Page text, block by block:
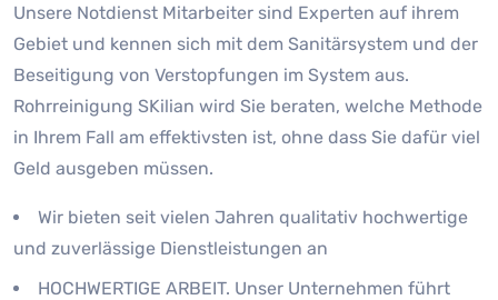
Unsere Notdienst Mitarbeiter sind Experten auf ihrem
Gebiet und kennen sich mit dem Sanitärsystem und der
Beseitigung von Verstopfungen im System aus.
Rohrreinigung SKilian wird Sie beraten, welche Methode
in Ihrem Fall am effektivsten ist, ohne dass Sie dafür viel
Geld ausgeben müssen.
Wir bieten seit vielen Jahren qualitativ hochwertige
und zuverlässige Dienstleistungen an
HOCHWERTIGE ARBEIT. Unser Unternehmen führt